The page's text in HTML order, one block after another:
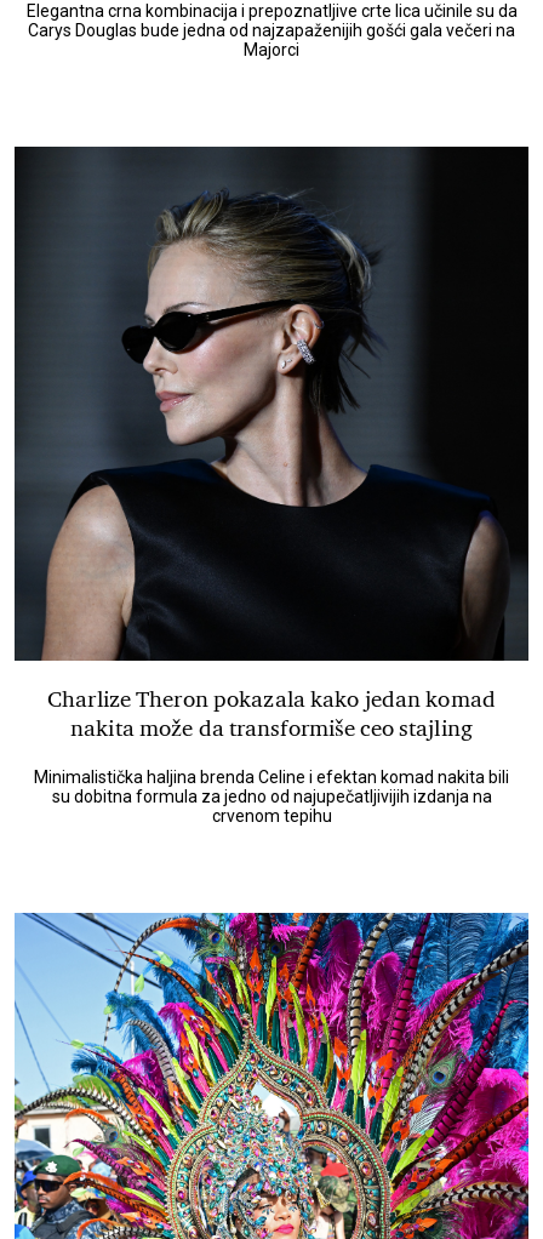
Elegantna crna kombinacija i prepoznatljive crte lica učinile su da
Carys Douglas bude jedna od najzapaženijih gošći gala večeri na
Majorci
Charlize Theron pokazala kako jedan komad
nakita može da transformiše ceo stajling
Minimalistička haljina brenda Celine i efektan komad nakita bili
su dobitna formula za jedno od najupečatljivijih izdanja na
crvenom tepihu